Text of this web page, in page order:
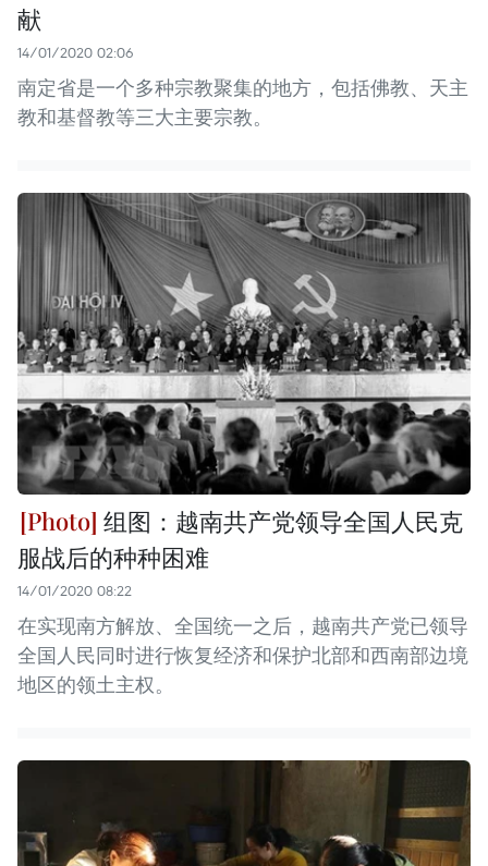
献
14/01/2020 02:06
南定省是一个多种宗教聚集的地方，包括佛教、天主
教和基督教等三大主要宗教。
组图：越南共产党领导全国人民克
服战后的种种困难
14/01/2020 08:22
在实现南方解放、全国统一之后，越南共产党已领导
全国人民同时进行恢复经济和保护北部和西南部边境
地区的领土主权。